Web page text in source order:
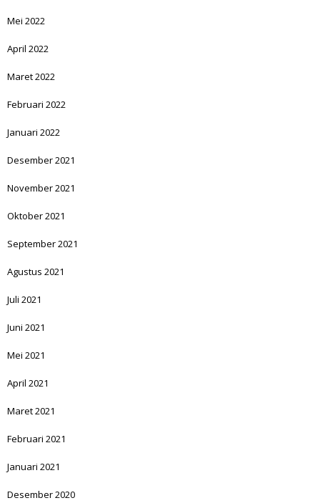
Mei 2022
April 2022
Maret 2022
Februari 2022
Januari 2022
Desember 2021
November 2021
Oktober 2021
September 2021
Agustus 2021
Juli 2021
Juni 2021
Mei 2021
April 2021
Maret 2021
Februari 2021
Januari 2021
Desember 2020